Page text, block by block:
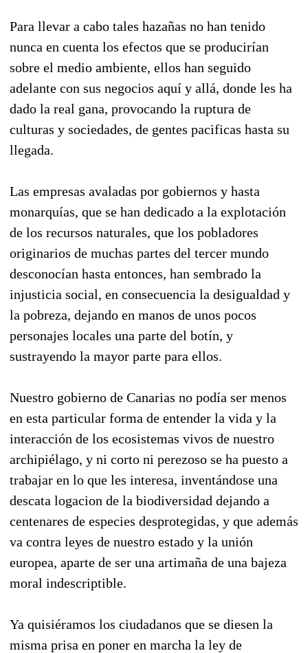
Para llevar a cabo tales hazañas no han tenido
nunca en cuenta los efectos que se producirían
sobre el medio ambiente, ellos han seguido
adelante con sus negocios aquí y allá, donde les ha
dado la real gana, provocando la ruptura de
culturas y sociedades, de gentes pacificas hasta su
llegada.
Las empresas avaladas por gobiernos y hasta
monarquías, que se han dedicado a la explotación
de los recursos naturales, que los pobladores
originarios de muchas partes del tercer mundo
desconocían hasta entonces, han sembrado la
injusticia social, en consecuencia la desigualdad y
la pobreza, dejando en manos de unos pocos
personajes locales una parte del botín, y
sustrayendo la mayor parte para ellos.
Nuestro gobierno de Canarias no podía ser menos
en esta particular forma de entender la vida y la
interacción de los ecosistemas vivos de nuestro
archipiélago, y ni corto ni perezoso se ha puesto a
trabajar en lo que les interesa, inventándose una
descata logacion de la biodiversidad dejando a
centenares de especies desprotegidas, y que además
va contra leyes de nuestro estado y la unión
europea, aparte de ser una artimaña de una bajeza
moral indescriptible.
Ya quisiéramos los ciudadanos que se diesen la
misma prisa en poner en marcha la ley de